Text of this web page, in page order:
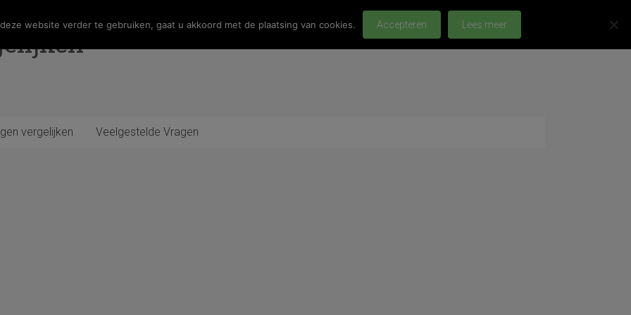
vergelijken Veelgestelde Vragen
website verder te gebruiken, gaat u akkoord met de plaatsing van cookies. Accepteren Lees meer